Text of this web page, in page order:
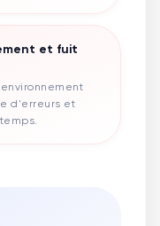
et fuit
d'erreurs et